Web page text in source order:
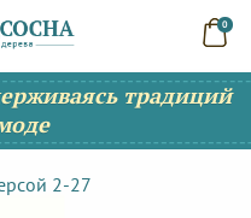
0
традиций
2-27